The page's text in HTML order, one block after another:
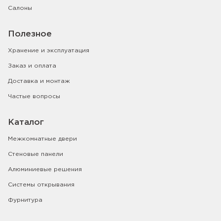
Салоны
Полезное
Хранение и эксплуатация
Заказ и оплата
Доставка и монтаж
Частые вопросы
Каталог
Межкомнатные двери
Стеновые панели
Алюминиевые решения
Системы открывания
Фурнитура